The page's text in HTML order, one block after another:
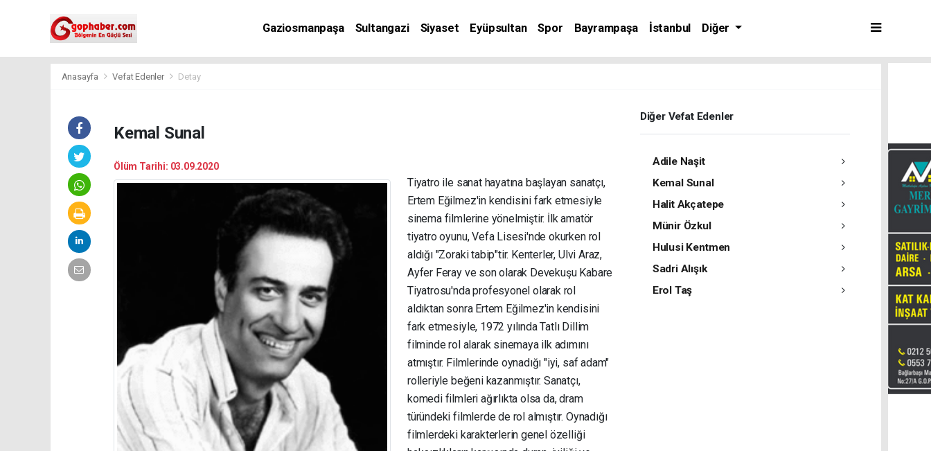
Gaziosmanpaşa Sultangazi Siyaset Eyüpsultan Spor Bayrampaşa İstanbul Diğer
Anasayfa Vefat Edenler Detay
Kemal Sunal
Ölüm Tarihi: 03.09.2020
Tiyatro ile sanat hayatına başlayan sanatçı,
Ertem Eğilmez'in kendisini fark etmesiyle
sinema filmlerine yönelmiştir. İlk amatör
tiyatro oyunu, Vefa Lisesi'nde okurken rol
aldığı "Zoraki tabip"tir. Kenterler, Ulvi Araz,
Ayfer Feray ve son olarak Devekuşu Kabare
Tiyatrosu'nda profesyonel olarak rol
aldıktan sonra Ertem Eğilmez'in kendisini
fark etmesiyle, 1972 yılında Tatlı Dillim
filminde rol alarak sinemaya ilk adımını
atmıştır. Filmlerinde oynadığı "iyi, saf adam"
rolleriyle beğeni kazanmıştır. Sanatçı,
komedi filmleri ağırlıkta olsa da, dram
türündeki filmlerde de rol almıştır. Oynadığı
filmlerdeki karakterlerin genel özelliği
Diğer Vefat Edenler
Adile Naşit
Kemal Sunal
Halit Akçatepe
Münir Özkul
Hulusi Kentmen
Sadri Alışık
Erol Taş